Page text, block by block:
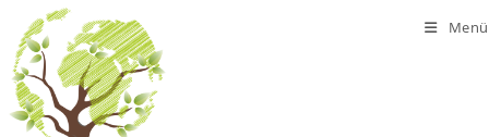
Inhalt
springen
Menü